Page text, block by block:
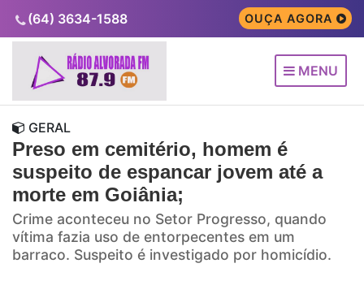
(64) 3634-1588 OUÇA AGORA
MENU
GERAL
Preso em cemitério, homem é
suspeito de espancar jovem até a
morte em Goiânia;
Crime aconteceu no Setor Progresso, quando
vítima fazia uso de entorpecentes em um
barraco. Suspeito é investigado por homicídio.